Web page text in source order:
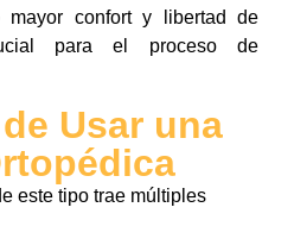
mayor confort y libertad de
para el proceso de
Usar una
este tipo trae múltiples